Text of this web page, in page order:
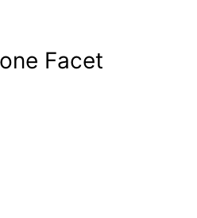
Facet